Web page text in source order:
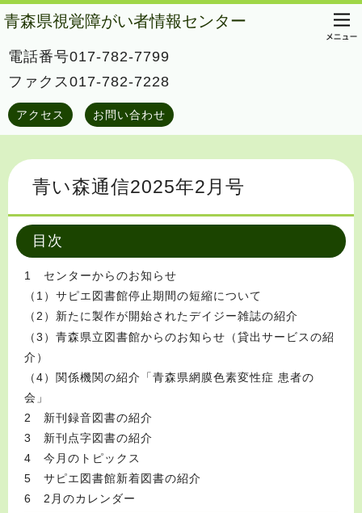
青森県視覚障がい者情報センター
電話番号017-782-7799
ファクス017-782-7228
アクセス お問い合わせ
青い森通信2025年2月号
目次
1 センターからのお知らせ
（1）サピエ図書館停止期間の短縮について
（2）新たに製作が開始されたデイジー雑誌の紹介
（3）青森県立図書館からのお知らせ（貸出サービスの紹
介）
（4）関係機関の紹介「青森県網膜色素変性症 患者の
会」
2 新刊録音図書の紹介
3 新刊点字図書の紹介
4 今月のトピックス
5 サピエ図書館新着図書の紹介
6 2月のカレンダー